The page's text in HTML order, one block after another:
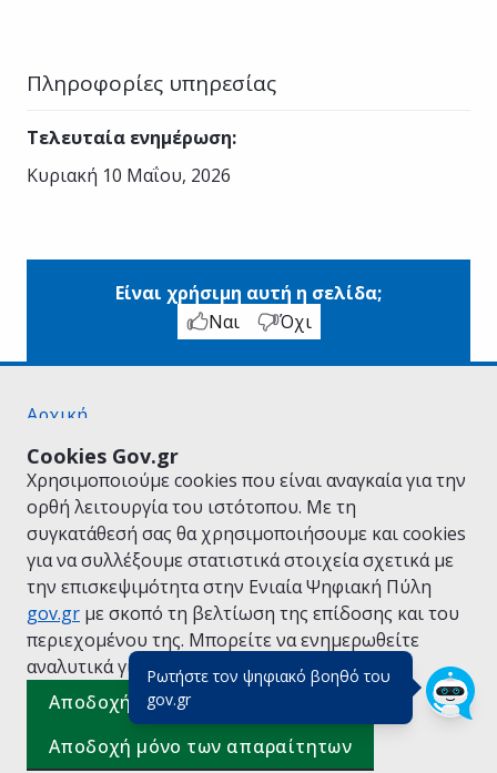
Ρωτήστε τον ψηφιακό βοηθό του
gov.gr(πάτησε για κλείσιμο)
Cookies Gov.gr
Χρησιμοποιούμε cookies που είναι αναγκαία για την
ορθή λειτουργία του ιστότοπου. Με τη
συγκατάθεσή σας θα χρησιμοποιήσουμε και cookies
για να συλλέξουμε στατιστικά στοιχεία σχετικά με
την επισκεψιμότητα στην Ενιαία Ψηφιακή Πύλη
gov.gr με σκοπό τη βελτίωση της επίδοσης και του
περιεχομένου της. Μπορείτε να ενημερωθείτε
αναλυτικά για την Πολιτική Cookies.
Αποδοχή όλων
Αποδοχή μόνο των απαραίτητων
Πληροφορίες υπηρεσίας
Τελευταία ενημέρωση:
Κυριακή 10 Μαΐου, 2026
Είναι χρήσιμη αυτή η σελίδα;
Ναι
Όχι
Αρχική
Όροι Χρήσης
Πολιτική Απορρήτου
Δήλωση προσβασιμότητας
Πολιτική cookies
Προτάσεις για το gov.gr
Υλοποίηση από το Υπουργείο Ψηφιακής
Διακυβέρνησης
Ελληνικά |Αγγλικά